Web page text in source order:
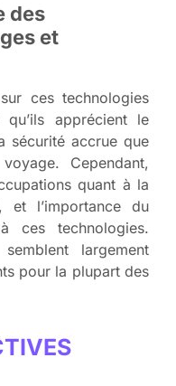
des
et
ces technologies
apprécient le
sécurité accrue que
Cependant,
quant à la
et l’importance du
ces technologies.
largement
pour la plupart des